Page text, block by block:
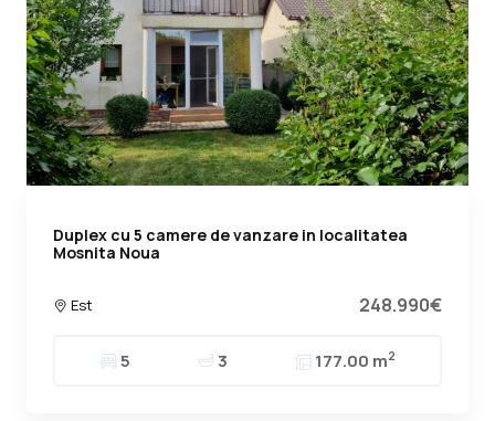
Duplex cu 5 camere de vanzare in localitatea
Mosnita Noua
Est 248.990€
5 3 177.00 m2